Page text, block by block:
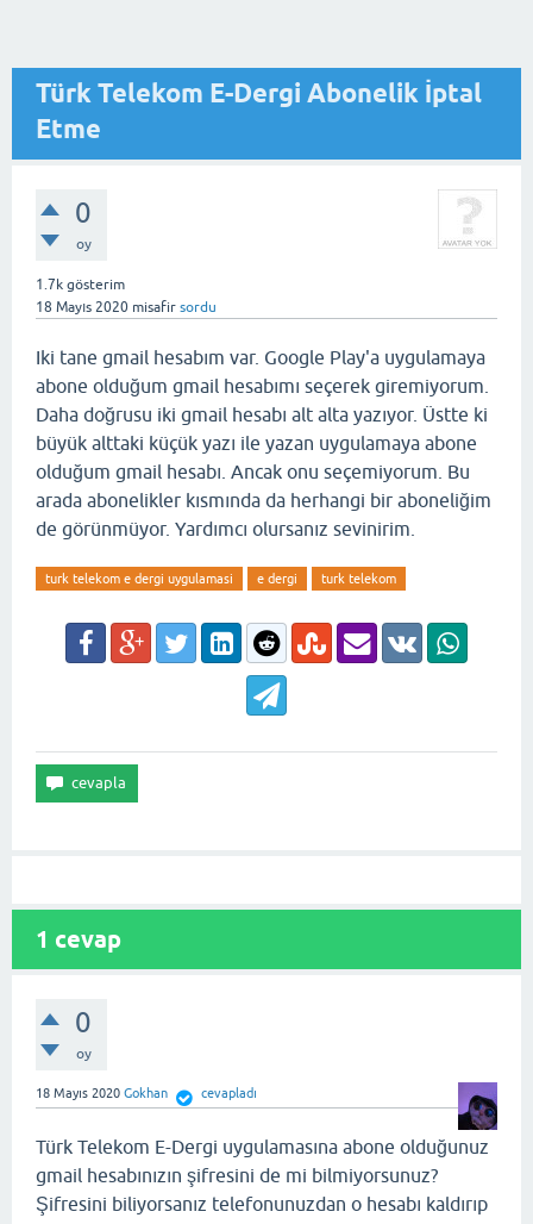
Türk Telekom E-Dergi Abonelik İptal
Etme
0
oy
1.7k gösterim
18 Mayıs 2020 misafir sordu
Iki tane gmail hesabım var. Google Play'a uygulamaya
abone olduğum gmail hesabımı seçerek giremiyorum.
Daha doğrusu iki gmail hesabı alt alta yazıyor. Üstte ki
büyük alttaki küçük yazı ile yazan uygulamaya abone
olduğum gmail hesabı. Ancak onu seçemiyorum. Bu
arada abonelikler kısmında da herhangi bir aboneliğim
de görünmüyor. Yardımcı olursanız sevinirim.
turk telekom e dergi uygulamasi e dergi turk telekom
1 cevap
0
oy
18 Mayıs 2020 Gokhan cevapladı
Türk Telekom E-Dergi uygulamasına abone olduğunuz
gmail hesabınızın şifresini de mi bilmiyorsunuz?
Şifresini biliyorsanız telefonunuzdan o hesabı kaldırıp